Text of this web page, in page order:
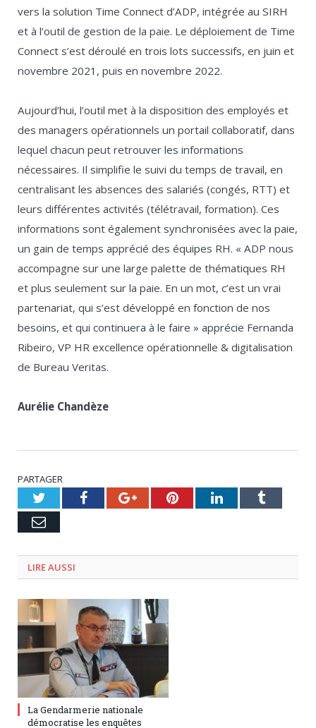
vers la solution Time Connect d’ADP, intégrée au SIRH
et à l’outil de gestion de la paie. Le déploiement de Time
Connect s’est déroulé en trois lots successifs, en juin et
novembre 2021, puis en novembre 2022.
Aujourd’hui, l’outil met à la disposition des employés et
des managers opérationnels un portail collaboratif, dans
lequel chacun peut retrouver les informations
nécessaires. Il simplifie le suivi du temps de travail, en
centralisant les absences des salariés (congés, RTT) et
leurs différentes activités (télétravail, formation). Ces
informations sont également synchronisées avec la paie,
un gain de temps apprécié des équipes RH. « ADP nous
accompagne sur une large palette de thématiques RH
et plus seulement sur la paie. En un mot, c’est un vrai
partenariat, qui s’est développé en fonction de nos
besoins, et qui continuera à le faire » apprécie Fernanda
Ribeiro, VP HR excellence opérationnelle & digitalisation
de Bureau Veritas.
Aurélie Chandèze
PARTAGER
TwitterFacebookGoogle+PinterestLinkedInTumblr
Email
LIRE AUSSI
27 juillet 2023 0
La Gendarmerie nationale
démocratise les enquêtes